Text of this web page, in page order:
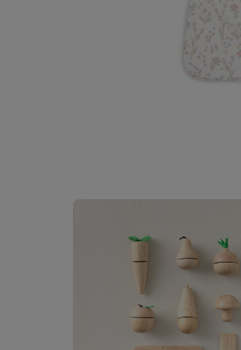
VAAK SAMEN